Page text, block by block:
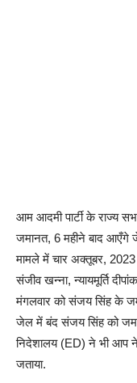
आम आदमी पार्टी के राज्य
जमानत, 6 महीने बाद आएँगे
मामले में चार अक्तूबर, 2023
संजीव खन्ना, न्यायमूर्ति
मंगलवार को संजय सिंह के
जेल में बंद संजय सिंह को
निदेशालय (ED) ने भी आप
जताया.